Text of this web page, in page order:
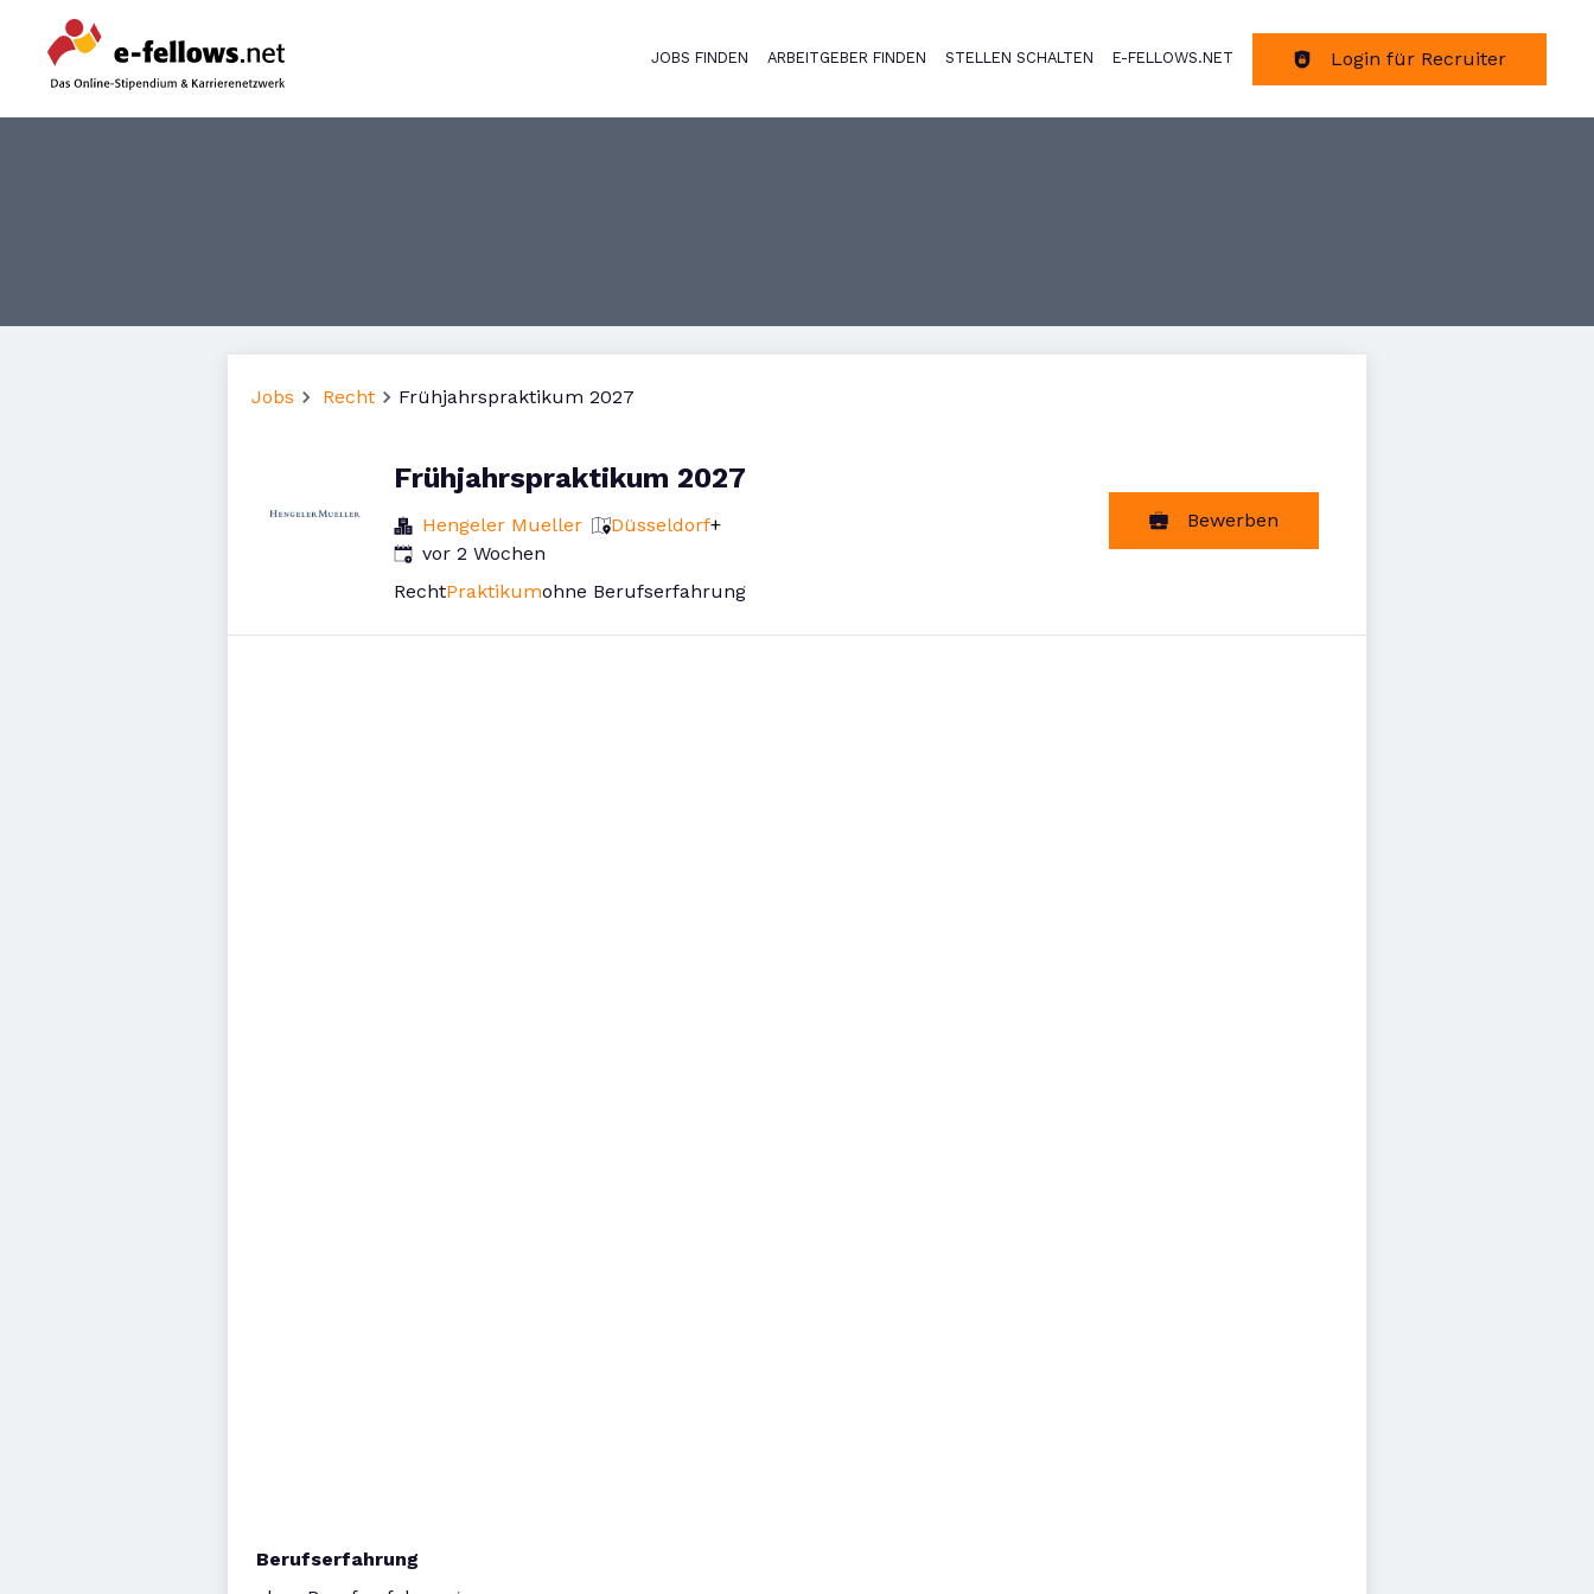
Haupt-Navigation
JOBS FINDEN ARBEITGEBER FINDEN STELLEN SCHALTEN E-FELLOWS.NET Login für Recruiter
Jobs Recht Frühjahrspraktikum 2027
Frühjahrspraktikum 2027
Hengeler Mueller Düsseldorf+
Veröffentlicht:
vor 2 Wochen
RechtPraktikumohne Berufserfahrung
Bewerben
Berufserfahrung